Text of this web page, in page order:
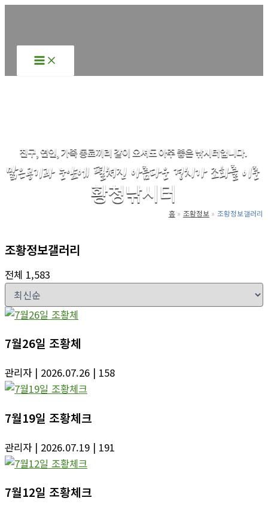
건
홈 조황정보 조황정보갤러리
조황정보갤러리
전체 1,583
7월26일 조황체
관리자 | 2026.07.26 | 158
7월19일 조황체크
관리자 | 2026.07.19 | 191
7월12일 조황체크